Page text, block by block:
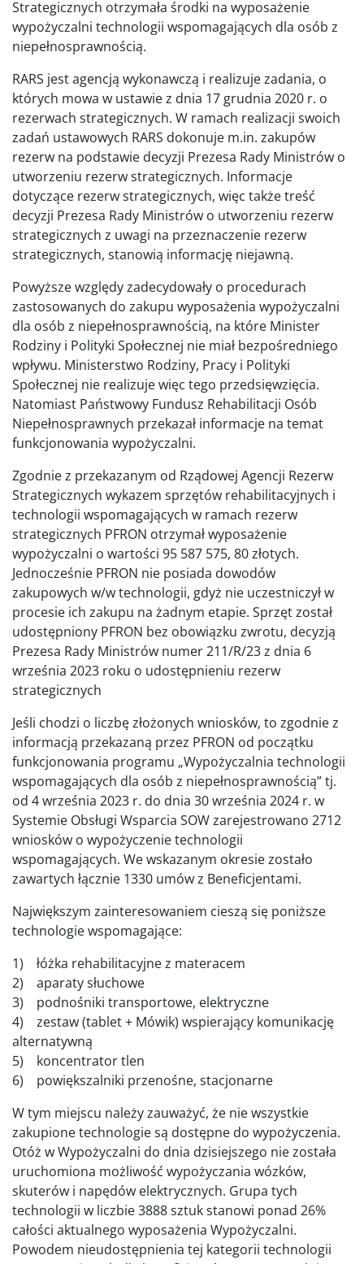
Strategicznych otrzymała środki na wyposażenie
wypożyczalni technologii wspomagających dla osób z
niepełnosprawnością.
RARS jest agencją wykonawczą i realizuje zadania, o
których mowa w ustawie z dnia 17 grudnia 2020 r. o
rezerwach strategicznych. W ramach realizacji swoich
zadań ustawowych RARS dokonuje m.in. zakupów
rezerw na podstawie decyzji Prezesa Rady Ministrów o
utworzeniu rezerw strategicznych. Informacje
dotyczące rezerw strategicznych, więc także treść
decyzji Prezesa Rady Ministrów o utworzeniu rezerw
strategicznych z uwagi na przeznaczenie rezerw
strategicznych, stanowią informację niejawną.
Powyższe względy zadecydowały o procedurach
zastosowanych do zakupu wyposażenia wypożyczalni
dla osób z niepełnosprawnością, na które Minister
Rodziny i Polityki Społecznej nie miał bezpośredniego
wpływu. Ministerstwo Rodziny, Pracy i Polityki
Społecznej nie realizuje więc tego przedsięwzięcia.
Natomiast Państwowy Fundusz Rehabilitacji Osób
Niepełnosprawnych przekazał informacje na temat
funkcjonowania wypożyczalni.
Zgodnie z przekazanym od Rządowej Agencji Rezerw
Strategicznych wykazem sprzętów rehabilitacyjnych i
technologii wspomagających w ramach rezerw
strategicznych PFRON otrzymał wyposażenie
wypożyczalni o wartości 95 587 575, 80 złotych.
Jednocześnie PFRON nie posiada dowodów
zakupowych w/w technologii, gdyż nie uczestniczył w
procesie ich zakupu na żadnym etapie. Sprzęt został
udostępniony PFRON bez obowiązku zwrotu, decyzją
Prezesa Rady Ministrów numer 211/R/23 z dnia 6
września 2023 roku o udostępnieniu rezerw
strategicznych
Jeśli chodzi o liczbę złożonych wniosków, to zgodnie z
informacją przekazaną przez PFRON od początku
funkcjonowania programu „Wypożyczalnia technologii
wspomagających dla osób z niepełnosprawnością” tj.
od 4 września 2023 r. do dnia 30 września 2024 r. w
Systemie Obsługi Wsparcia SOW zarejestrowano 2712
wniosków o wypożyczenie technologii
wspomagających. We wskazanym okresie zostało
zawartych łącznie 1330 umów z Beneficjentami.
Największym zainteresowaniem cieszą się poniższe
technologie wspomagające:
1) łóżka rehabilitacyjne z materacem
2) aparaty słuchowe
3) podnośniki transportowe, elektryczne
4) zestaw (tablet + Mówik) wspierający komunikację
alternatywną
5) koncentrator tlen
6) powiększalniki przenośne, stacjonarne
W tym miejscu należy zauważyć, że nie wszystkie
zakupione technologie są dostępne do wypożyczenia.
Otóż w Wypożyczalni do dnia dzisiejszego nie została
uruchomiona możliwość wypożyczania wózków,
skuterów i napędów elektrycznych. Grupa tych
technologii w liczbie 3888 sztuk stanowi ponad 26%
całości aktualnego wyposażenia Wypożyczalni.
Powodem nieudostępnienia tej kategorii technologii